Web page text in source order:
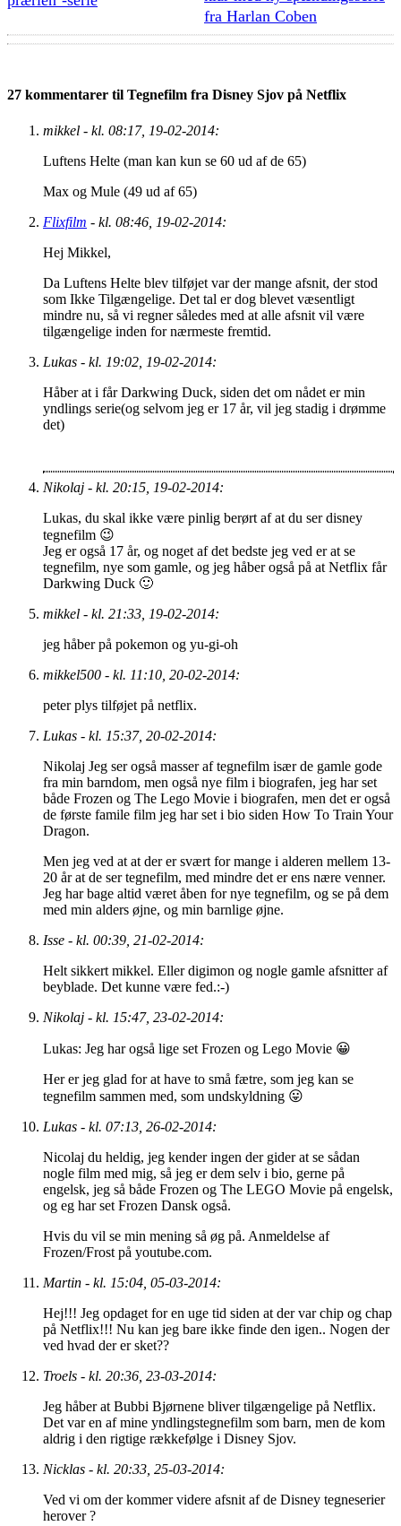
fra Harlan Coben
27 kommentarer til Tegnefilm fra Disney Sjov på Netflix
mikkel - kl. 08:17, 19-02-2014:
Luftens Helte (man kan kun se 60 ud af de 65)
Max og Mule (49 ud af 65)
Flixfilm - kl. 08:46, 19-02-2014:
Hej Mikkel,
Da Luftens Helte blev tilføjet var der mange afsnit, der stod
som Ikke Tilgængelige. Det tal er dog blevet væsentligt
mindre nu, så vi regner således med at alle afsnit vil være
tilgængelige inden for nærmeste fremtid.
Lukas - kl. 19:02, 19-02-2014:
Håber at i får Darkwing Duck, siden det om nådet er min
yndlings serie(og selvom jeg er 17 år, vil jeg stadig i drømme
det)
Nikolaj - kl. 20:15, 19-02-2014:
Lukas, du skal ikke være pinlig berørt af at du ser disney
tegnefilm 😉
Jeg er også 17 år, og noget af det bedste jeg ved er at se
tegnefilm, nye som gamle, og jeg håber også på at Netflix får
Darkwing Duck 🙂
mikkel - kl. 21:33, 19-02-2014:
jeg håber på pokemon og yu-gi-oh
mikkel500 - kl. 11:10, 20-02-2014:
peter plys tilføjet på netflix.
Lukas - kl. 15:37, 20-02-2014:
Nikolaj Jeg ser også masser af tegnefilm især de gamle gode
fra min barndom, men også nye film i biografen, jeg har set
både Frozen og The Lego Movie i biografen, men det er også
de første famile film jeg har set i bio siden How To Train Your
Dragon.
Men jeg ved at at der er svært for mange i alderen mellem 13-
20 år at de ser tegnefilm, med mindre det er ens nære venner.
Jeg har bage altid været åben for nye tegnefilm, og se på dem
med min alders øjne, og min barnlige øjne.
Isse - kl. 00:39, 21-02-2014:
Helt sikkert mikkel. Eller digimon og nogle gamle afsnitter af
beyblade. Det kunne være fed.:-)
Nikolaj - kl. 15:47, 23-02-2014:
Lukas: Jeg har også lige set Frozen og Lego Movie 😀
Her er jeg glad for at have to små fætre, som jeg kan se
tegnefilm sammen med, som undskyldning 😛
Lukas - kl. 07:13, 26-02-2014:
Nicolaj du heldig, jeg kender ingen der gider at se sådan
nogle film med mig, så jeg er dem selv i bio, gerne på
engelsk, jeg så både Frozen og The LEGO Movie på engelsk,
og eg har set Frozen Dansk også.
Hvis du vil se min mening så øg på. Anmeldelse af
Frozen/Frost på youtube.com.
Martin - kl. 15:04, 05-03-2014:
Hej!!! Jeg opdaget for en uge tid siden at der var chip og chap
på Netflix!!! Nu kan jeg bare ikke finde den igen.. Nogen der
ved hvad der er sket??
Troels - kl. 20:36, 23-03-2014:
Jeg håber at Bubbi Bjørnene bliver tilgængelige på Netflix.
Det var en af mine yndlingstegnefilm som barn, men de kom
aldrig i den rigtige rækkefølge i Disney Sjov.
Nicklas - kl. 20:33, 25-03-2014:
Ved vi om der kommer videre afsnit af de Disney tegneserier
herover ?